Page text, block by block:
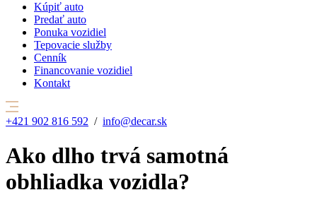
Kúpiť auto
Predať auto
Ponuka vozidiel
Tepovacie služby
Cenník
Financovanie vozidiel
Kontakt
+421 902 816 592 / info@decar.sk
Ako dlho trvá samotná
obhliadka vozidla?